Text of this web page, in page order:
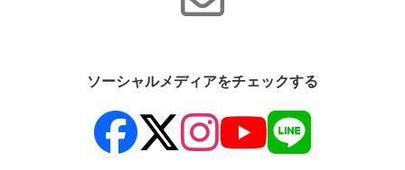
ソーシャルメディアをチェックする